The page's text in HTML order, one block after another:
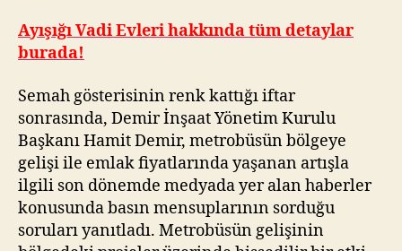
Ayışığı Vadi Evleri hakkında tüm detaylar
burada!
Semah gösterisinin renk kattığı iftar
sonrasında, Demir İnşaat Yönetim Kurulu
Başkanı Hamit Demir, metrobüsün bölgeye
gelişi ile emlak fiyatlarında yaşanan artışla
ilgili son dönemde medyada yer alan haberler
konusunda basın mensuplarının sorduğu
soruları yanıtladı. Metrobüsün gelişinin